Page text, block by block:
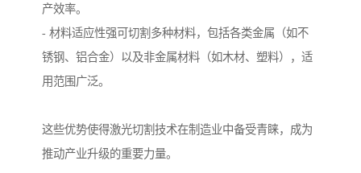
产效率。
- 材料适应性强可切割多种材料，包括各类金属（如不
锈钢、铝合金）以及非金属材料（如木材、塑料），适
用范围广泛。
这些优势使得激光切割技术在制造业中备受青睐，成为
推动产业升级的重要力量。